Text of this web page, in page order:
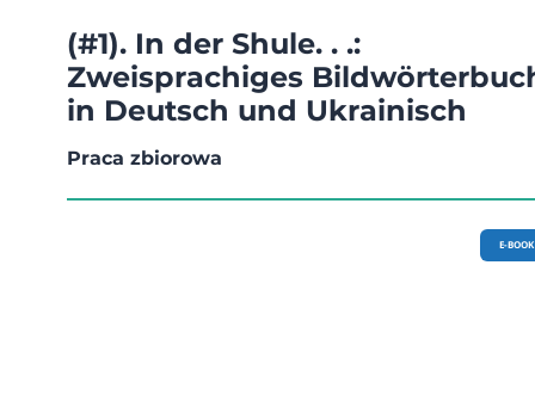
(#1). In der Shule. . .:
Zweisprachiges
in Deutsch und Ukrainisch
Praca zbiorowa
E-BOOK